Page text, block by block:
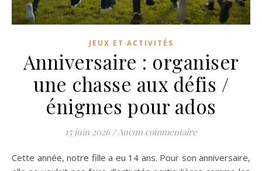
JEUX ET ACTIVITÉS
Anniversaire : organiser
une chasse aux défis /
énigmes pour ados
15 juin 2026 / Aucun commentaire
Cette année, notre fille a eu 14 ans. Pour son anniversaire,